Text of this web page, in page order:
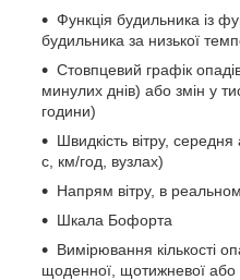
Функція будильника із
будильника за низької
Стовпцевий графік
минулих днів) або змін у
години)
Швидкість вітру,
с, км/год, вузлах)
Напрям вітру, в
Шкала Бофорта
Вимірювання кількості
щоденної, щотижневої